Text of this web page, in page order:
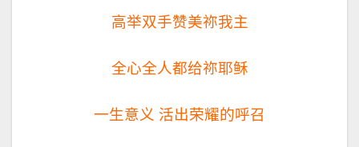
高举双手赞美祢我主
全心全人都给祢耶稣
一生意义 活出荣耀的呼召